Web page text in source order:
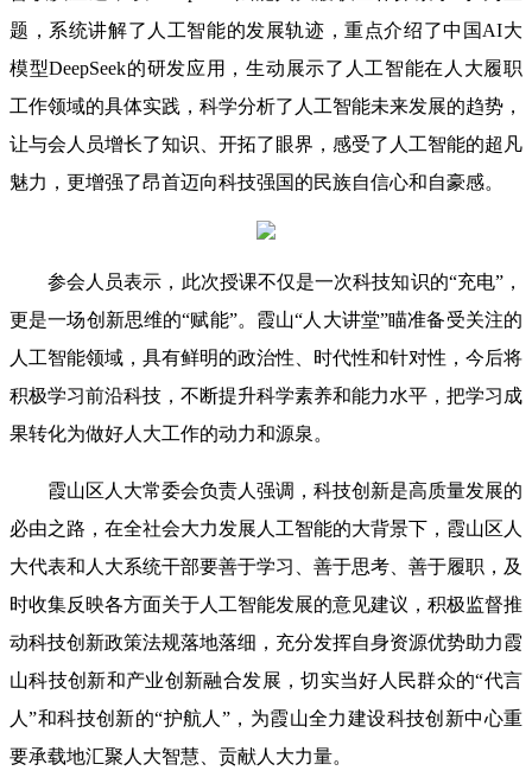
题，系统讲解了人工智能的发展轨迹，重点介绍了中国AI大
模型DeepSeek的研发应用，生动展示了人工智能在人大履职
工作领域的具体实践，科学分析了人工智能未来发展的趋势，
让与会人员增长了知识、开拓了眼界，感受了人工智能的超凡
魅力，更增强了昂首迈向科技强国的民族自信心和自豪感。
参会人员表示，此次授课不仅是一次科技知识的“充电”，
更是一场创新思维的“赋能”。霞山“人大讲堂”瞄准备受关注的
人工智能领域，具有鲜明的政治性、时代性和针对性，今后将
积极学习前沿科技，不断提升科学素养和能力水平，把学习成
果转化为做好人大工作的动力和源泉。
霞山区人大常委会负责人强调，科技创新是高质量发展的
必由之路，在全社会大力发展人工智能的大背景下，霞山区人
大代表和人大系统干部要善于学习、善于思考、善于履职，及
时收集反映各方面关于人工智能发展的意见建议，积极监督推
动科技创新政策法规落地落细，充分发挥自身资源优势助力霞
山科技创新和产业创新融合发展，切实当好人民群众的“代言
人”和科技创新的“护航人”，为霞山全力建设科技创新中心重
要承载地汇聚人大智慧、贡献人大力量。